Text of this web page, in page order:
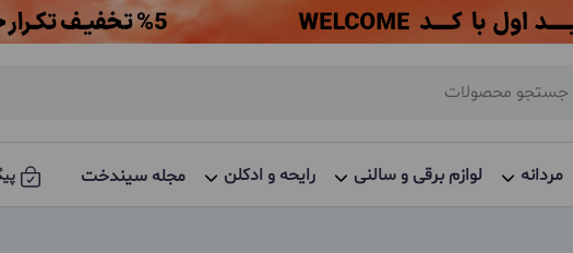
مردانه لوازم برقی و سالنی رایحه و ادکلن مجله سیندخت